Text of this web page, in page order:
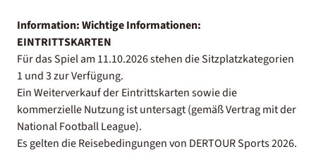
Information:Wichtige Informationen:
EINTRITTSKARTEN
Für das Spiel am 11.10.2026 stehen die Sitzplatzkategorien
1 und 3 zur Verfügung.
Ein Weiterverkauf der Eintrittskarten sowie die
kommerzielle Nutzung ist untersagt (gemäß Vertrag mit der
National Football League).
Es gelten die Reisebedingungen von DERTOUR Sports 2026.